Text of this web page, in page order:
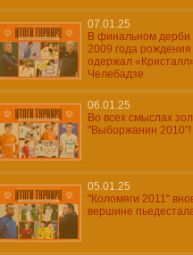
07.01.25
В финальном дерби
2009 года
одержал
Челебадзе
06.01.25
Во всех смыслах
"Выборжанин 2010"!
05.01.25
"Коломяги 2011"
вершине